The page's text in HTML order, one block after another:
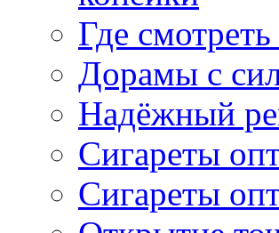
Где
Дорамы с
Надёжный
Сигареты
Сигареты